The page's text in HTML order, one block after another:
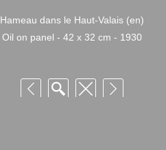
Hameau dans le Haut-Valais (en)
Oil on panel - 42 x 32 cm - 1930